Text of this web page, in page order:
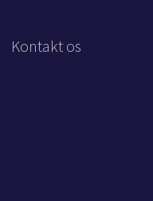
Kontakt os